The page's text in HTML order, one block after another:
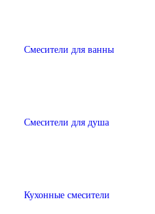
Смесители для ванны
Смесители для душа
Кухонные смесители